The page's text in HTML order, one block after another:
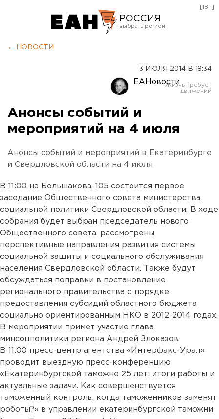
РОССИЯ
Оренбург
[18+]
← НОВОСТИ
3 ИЮЛЯ 2014 В 18:34
ЕАНовости
Анонсы событий и
мероприятий на 4 июля
Анонсы событий и мероприятий в Екатеринбурге
и Свердловской области на 4 июля.
В 11:00 на Большакова, 105 состоится первое
заседание Общественного совета министерства
социальной политики Свердловской области. В ходе
собрания будет выбран председатель нового
Общественного совета, рассмотрены
перспективные направления развития системы
социальной защиты и социального обслуживания
населения Свердловской области. Также будут
обсуждаться поправки в постановление
регионального правительства о порядке
предоставления субсидий областного бюджета
социально ориентированным НКО в 2012-2014 годах.
В мероприятии примет участие глава
минсоцполитики региона Андрей Злоказов.
В 11:00 пресс-центр агентства «Интерфакс-Урал»
проводит выездную пресс-конференцию
«Екатеринбургской таможне 25 лет: итоги работы и
актуальные задачи. Как совершенствуется
таможенный контроль: когда таможенников заменят
роботы?» в управлении екатеринбургской таможни